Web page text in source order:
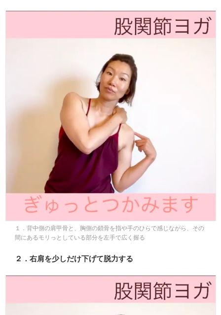
１．背中側の肩甲骨と、胸側の鎖骨を指や手のひらで感じながら、その
間にあるモリっとしている部分を左手で広く握る
２．右肩を少しだけ下げて脱力する